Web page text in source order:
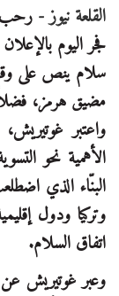
القلعة نيوز - رحب
فجر اليوم
سلام ينص على
مضيق هرمز،
واعتبر
الأهمية نحو
البنّاء الذي
وتركيا ودول
اتفاق السلام.
وعبر غوتيريش عن